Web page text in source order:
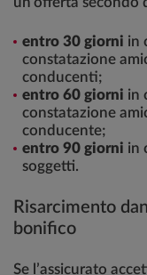
entro 30 giorni in
constatazione
conducenti;
entro 60 giorni in
constatazione
conducente;
entro 90 giorni in
soggetti.
Risarcimento
bonifico
Se l’assicurato